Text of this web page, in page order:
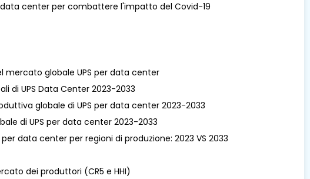
data center per combattere l'impatto del Covid-19
mercato globale UPS per data center
di UPS Data Center 2023-2033
globale di UPS per data center 2023-2033
di UPS per data center 2023-2033
data center per regioni di produzione: 2023 VS 2033
dei produttori (CR5 e HHI)